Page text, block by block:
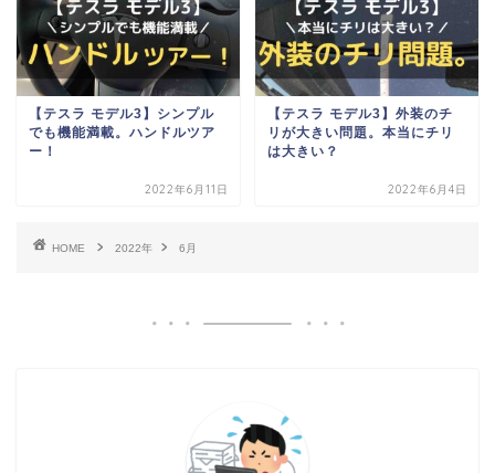
【テスラ モデル3】シンプル
でも機能満載。ハンドルツア
ー！
2022年6月11日
【テスラ モデル3】外装のチ
リが大きい問題。本当にチリ
は大きい？
2022年6月4日
HOME 2022年 6月